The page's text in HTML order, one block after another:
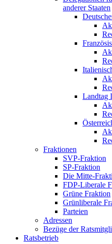
anderer Staaten
Landtag
Fraktionen
SVP-Fraktion
SP-Fraktion
Die Mitte-
FDP-Liberale
Grüne Fraktion
Grünliberale
Parteien
Adressen
Bezüge der
Ratsbetrieb